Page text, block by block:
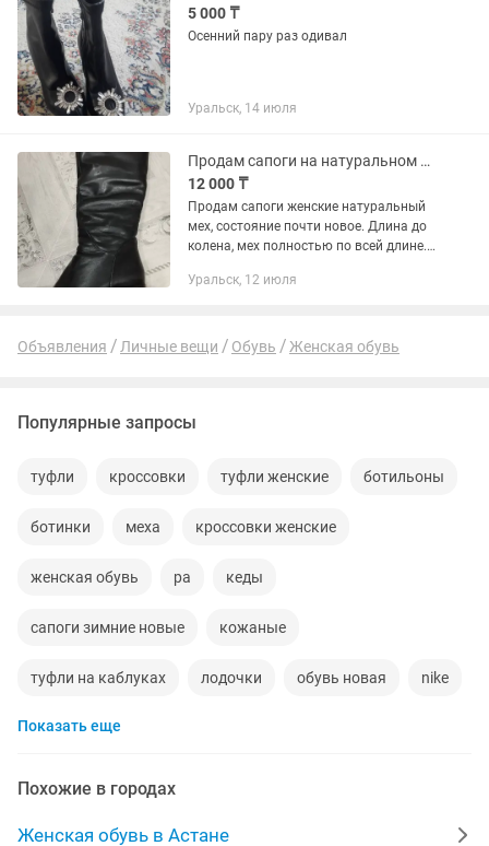
5 000 ₸
Осенний пару раз одивал
Уральск, 14 июля
Продам сапоги на натуральном меху
12 000 ₸
Продам сапоги женские натуральный
мех, состояние почти новое. Длина до
колена, мех полностью по всей длине.
Уральск, 12 июля
Объявления Личные вещи Обувь Женская обувь
Популярные запросы
туфли кроссовки туфли женские ботильоны
ботинки меха кроссовки женские
женская обувь ра кеды
сапоги зимние новые кожаные
туфли на каблуках лодочки обувь новая nike
новые туфли
батильоны полусапоги
Показать еще
Похожие в городах
Женская обувь в Астане